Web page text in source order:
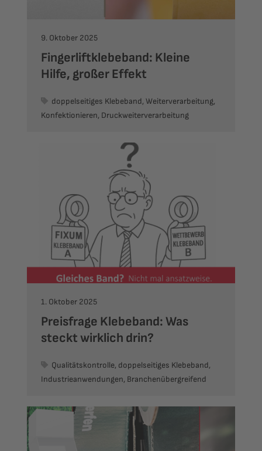
9. Oktober 2025
Fingerliftklebeband: Kleine
Hilfe, großer Effekt
doppelseitiges Klebeband, Weiterverarbeitung,
Konfektionieren, Druckweiterverarbeitung
1. Oktober 2025
Preisfrage Klebeband: Was
steckt wirklich drin?
Qualitätskontrolle, doppelseitiges Klebeband,
Industrieanwendungen, Branchenübergreifend